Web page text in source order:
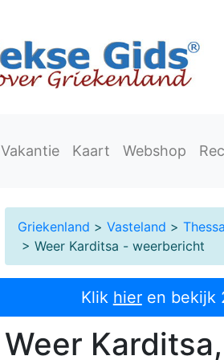
Vakantie Kaart Webshop
Griekenland > Vasteland >
> Weer Karditsa - weerbericht
Klik hieren bekijk
Weer